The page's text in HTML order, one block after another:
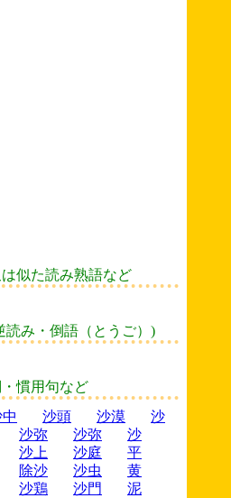
似た読み熟語など
読み・倒語（とうご）)
慣用句など
沙頭 沙漠
沙
沙弥 沙弥
沙
沙上 沙庭
平
除沙 沙虫
黄
沙鶏 沙門
泥